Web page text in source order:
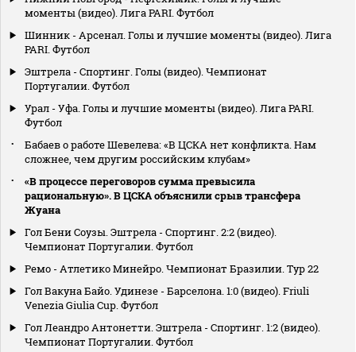
моменты (видео). Лига PARI. Футбол
Шинник - Арсенал. Голы и лучшие моменты (видео). Лига
PARI. Футбол
Эштрела - Спортинг. Голы (видео). Чемпионат
Португалии. Футбол
Урал - Уфа. Голы и лучшие моменты (видео). Лига PARI.
Футбол
Бабаев о работе Шевелева: «В ЦСКА нет конфликта. Нам
сложнее, чем другим российским клубам»
«В процессе переговоров сумма превысила
рациональную». В ЦСКА объяснили срыв трансфера
Жуана
Гол Бени Соузы. Эштрела - Спортинг. 2:2 (видео).
Чемпионат Португалии. Футбол
Ремо - Атлетико Минейро. Чемпионат Бразилии. Тур 22
Гол Вакуна Байо. Удинезе - Барселона. 1:0 (видео). Friuli
Venezia Giulia Cup. Футбол
Гол Леандро Антонетти. Эштрела - Спортинг. 1:2 (видео).
Чемпионат Португалии. Футбол